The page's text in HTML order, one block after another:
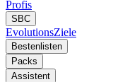
Profis
SBC
EvolutionsZiele
Bestenlisten
Packs
Assistent